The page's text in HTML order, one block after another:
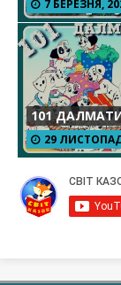
7 БЕРЕЗНЯ,
101
29